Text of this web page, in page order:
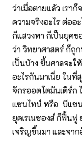
ว่าเมื่อตายแล้ว เรา
ความจริงอะไร ต่ออ
ก็แสวงหา ก็เป็นยุคข
ว่า วิทยาศาสตร์ ก็ถู
เป็นบ้าง ขึ้นศาลจะ
อะไรกันมาเนี่ย ใน
จักรออตโตมันเติร์ก
แซนไทน์ หรือ บีแซน
ยุคเรเนซองส์ ก็ฟื้น
เจริญขึ้นมา และจาก